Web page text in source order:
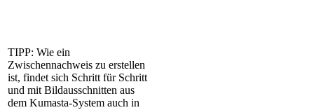
TIPP: Wie ein
Zwischennachweis zu erstellen
ist, findet sich Schritt für Schritt
und mit Bildausschnitten aus
dem Kumasta-System auch in